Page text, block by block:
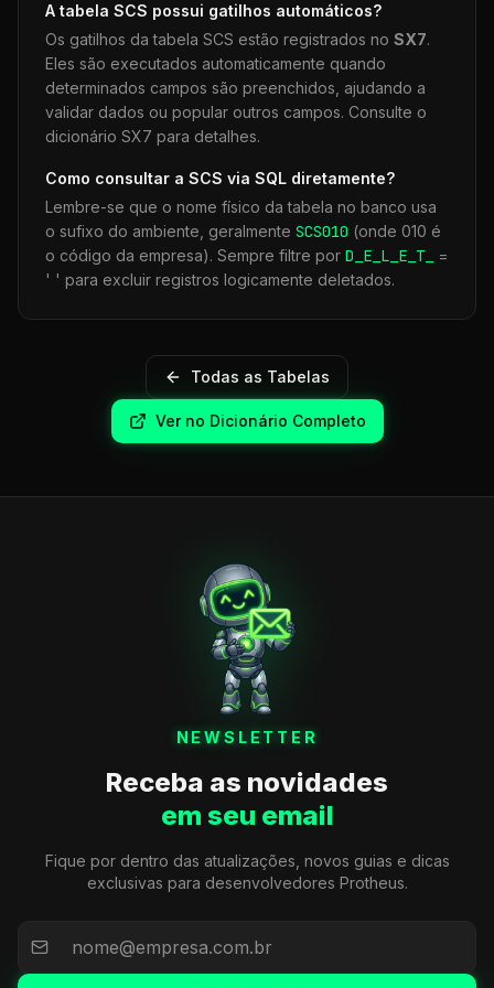
A tabela SCS possui gatilhos automáticos?
Os gatilhos da tabela SCS estão registrados no SX7.
Eles são executados automaticamente quando
determinados campos são preenchidos, ajudando a
validar dados ou popular outros campos. Consulte o
dicionário SX7 para detalhes.
Como consultar a SCS via SQL diretamente?
Lembre-se que o nome físico da tabela no banco usa
o sufixo do ambiente, geralmente SCS010 (onde 010 é
o código da empresa). Sempre filtre por D_E_L_E_T_
=
' ' para excluir registros logicamente deletados.
Todas as Tabelas
Ver no Dicionário Completo
NEWSLETTER
Receba as novidades
em seu email
Fique por dentro das atualizações, novos guias e dicas
exclusivas para desenvolvedores Protheus.